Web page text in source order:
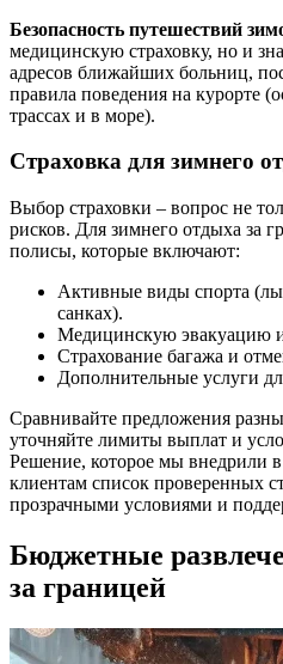
Безопасность путешествий
медицинскую страховку, но и
адресов ближайших больниц,
правила поведения на курорте
трассах и в море).
Страховка для зимнего
Выбор страховки – вопрос не
рисков. Для зимнего отдыха за
полисы, которые включают:
Активные виды спорта
санках).
Медицинскую эвакуацию
Страхование багажа и
Дополнительные услуги
Сравнивайте предложения
уточняйте лимиты выплат и
Решение, которое мы внедрили
клиентам список проверенных
прозрачными условиями и
Бюджетные
за границей